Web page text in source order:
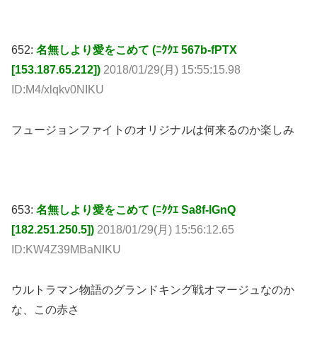
652: 名無しより愛をこめて (ﾆｸｸｴ 567b-fPTX
[153.187.65.212]) 2018/01/29(月) 15:55:15.98
ID:M4/xlqkv0NIKU
フュージョンファイトのオリジナルは何来るのか楽しみ
653: 名無しより愛をこめて (ﾆｸｸｴ Sa8f-lGnQ
[182.251.250.5]) 2018/01/29(月) 15:56:12.65
ID:KW4Z39MBaNIKU
ウルトラマン物語のグランドキング戦オマージュなのか
な、この赤さ